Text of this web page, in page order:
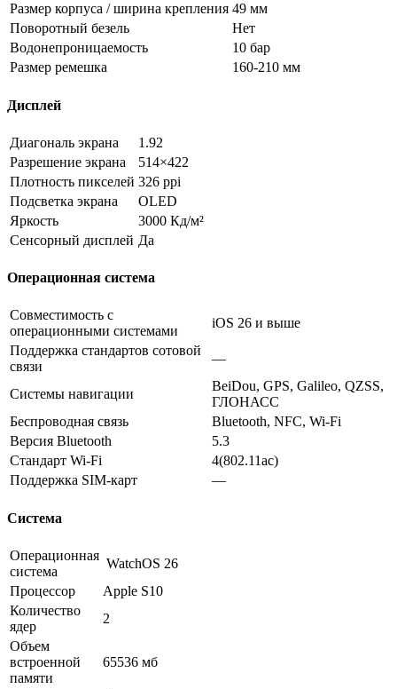
Размер корпуса / ширина крепления 49 мм
Поворотный безель
Нет
Водонепроницаемость
10 бар
Размер ремешка
160-210 мм
Дисплей
Диагональ экрана
1.92
Разрешение экрана
514×422
Плотность пикселей 326 ppi
Подсветка экрана
OLED
Яркость
3000 Кд/м²
Сенсорный дисплей Да
Операционная система
Совместимость с
операционными системами
iOS 26 и выше
Поддержка стандартов сотовой
связи
—
Системы навигации
BeiDou, GPS, Galileo, QZSS,
ГЛОНАСС
Беспроводная связь
Bluetooth, NFC, Wi-Fi
Версия Bluetooth
5.3
Стандарт Wi-Fi
4(802.11ac)
Поддержка SIM-карт
—
Система
Операционная
система
WatchOS 26
Процессор
Apple S10
Количество
ядер
2
Объем
встроенной
памяти
65536 мб